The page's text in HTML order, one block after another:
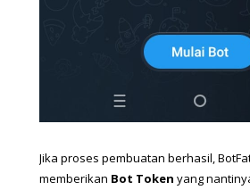
Jika proses pembuatan berhasil,
memberikan Bot Token yang